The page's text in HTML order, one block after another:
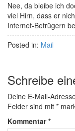
Nee, da bleibe ich
viel Hirn, dass er
Internet-Betrügern
Posted in: Mail
Schreibe
Deine E-Mail-
Felder sind mit *
Kommentar*